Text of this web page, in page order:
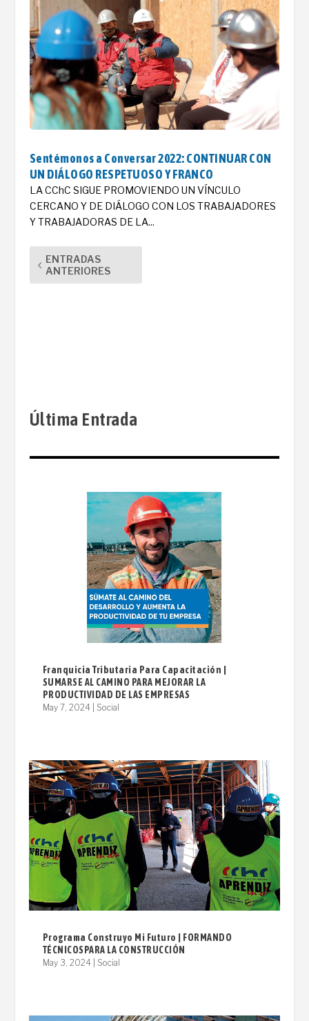
Sentémonos a Conversar 2022: CONTINUAR CON
UN DIÁLOGO RESPETUOSO Y FRANCO
LA CChC SIGUE PROMOVIENDO UN VÍNCULO
CERCANO Y DE DIÁLOGO CON LOS TRABAJADORES
Y TRABAJADORAS DE LA...
ENTRADAS
ANTERIORES
Última Entrada
Franquicia Tributaria Para Capacitación |
SUMARSE AL CAMINO PARA MEJORAR LA
PRODUCTIVIDAD DE LAS EMPRESAS
May 7, 2024| Social
Programa Construyo Mi Futuro | FORMANDO
TÉCNICOSPARA LA CONSTRUCCIÓN
May 3, 2024| Social